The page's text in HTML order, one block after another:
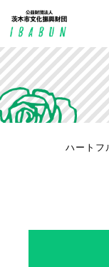
ハート